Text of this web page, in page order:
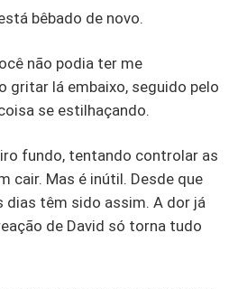
bêbado de novo.
não podia ter me
gritar lá embaixo, seguido pelo
se estilhaçando.
fundo, tentando controlar as
cair. Mas é inútil. Desde que
dias têm sido assim. A dor já
de David só torna tudo